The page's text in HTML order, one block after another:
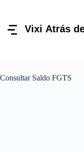
conteúdo
Consultar Saldo FGTS